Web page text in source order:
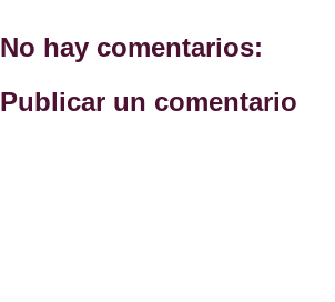
No hay comentarios:
Publicar un comentario